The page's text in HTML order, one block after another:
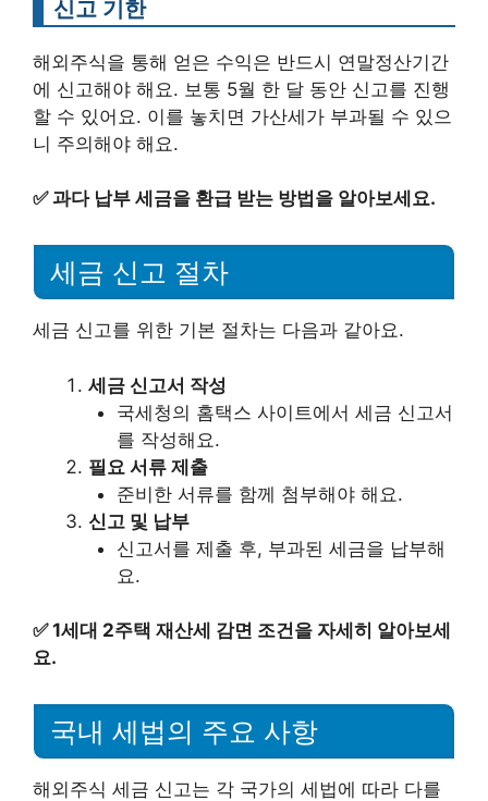
신고 기한
해외주식을 통해 얻은 수익은 반드시 연말정산기간
에 신고해야 해요. 보통 5월 한 달 동안 신고를 진행
할 수 있어요. 이를 놓치면 가산세가 부과될 수 있으
니 주의해야 해요.
✅과다 납부 세금을 환급 받는 방법을 알아보세요.
세금 신고 절차
세금 신고를 위한 기본 절차는 다음과 같아요.
세금 신고서 작성
국세청의 홈택스 사이트에서 세금 신고서
를 작성해요.
필요 서류 제출
준비한 서류를 함께 첨부해야 해요.
신고 및 납부
신고서를 제출 후, 부과된 세금을 납부해
요.
✅1세대 2주택 재산세 감면 조건을 자세히 알아보세
요.
국내 세법의 주요 사항
해외주식 세금 신고는 각 국가의 세법에 따라 다를